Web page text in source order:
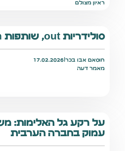
ראיון מצולם
סולידריות out, שותפות in
חוסאם אבו בכר |
17.02.2026
מאמר דעה
על רקע גל האלימות:
עמוק בחברה הערבית